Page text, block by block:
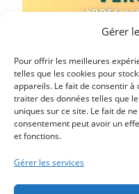
Gérer
Pour offrir les meilleures
telles que les cookies pour
appareils. Le fait de consentir
traiter des données telles que
uniques sur ce site. Le fait de
consentement peut avoir un
et fonctions.
Gérer les services
Article précédent
RÉCOMPENSES AUX